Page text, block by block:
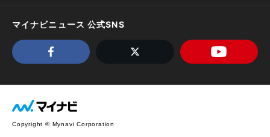
マイナビニュース 公式SNS
Copyright © Mynavi Corporation